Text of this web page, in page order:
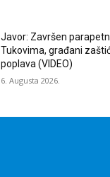
Javor: Završen
Tukovima, građani
poplava (VIDEO)
6. Augusta 2026.